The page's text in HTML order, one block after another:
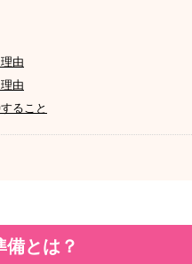
由
由
ること
備とは？